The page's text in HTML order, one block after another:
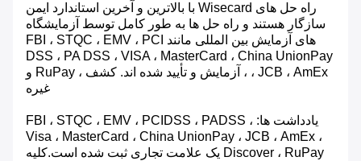
راه حل های Wisecard با بالاترین و آخرین استاندارد ایمن
سازگار هستند و راه حل ها به طور کامل توسط آزمایشگاه
های آزمایش بین المللی مانند FBI ، STQC ، EMV ، PCI
DSS ، PA DSS ، VISA ، MasterCard ، China UnionPay
، JCB ، AmEx ، آزمایش و تأیید شده اند. کشف ، RuPay و
غیره
یادداشت ها: FBI ، STQC ، EMV ، PCIDSS ، PADSS ،
Visa ، MasterCard ، China UnionPay ، JCB ، AmEx ،
Discover ، RuPay یک علامت تجاری ثبت شده است.کلیه